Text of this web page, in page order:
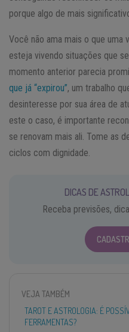
porque algo de mais
Você não ama mais o que
esteja vivendo situações que
momento anterior parecia
que já “expirou”, um trabalho
desinteresse por sua área de
este o caso, é importante
se renovam mais ali. Tome as
ciclos com dignidade.
DICAS DE
Receba previsões,
VEJA TAMBÉM
TAROT E ASTROLOGIA: É
FERRAMENTAS?